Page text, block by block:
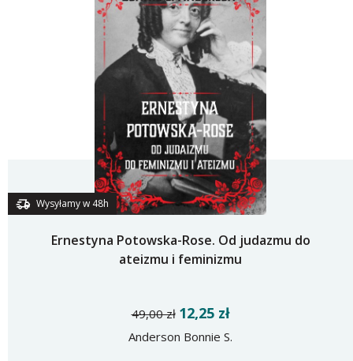
Wysyłamy w 48h
Ernestyna Potowska-Rose. Od judazmu do
ateizmu i feminizmu
49,00 zł 12,25 zł
Anderson Bonnie S.